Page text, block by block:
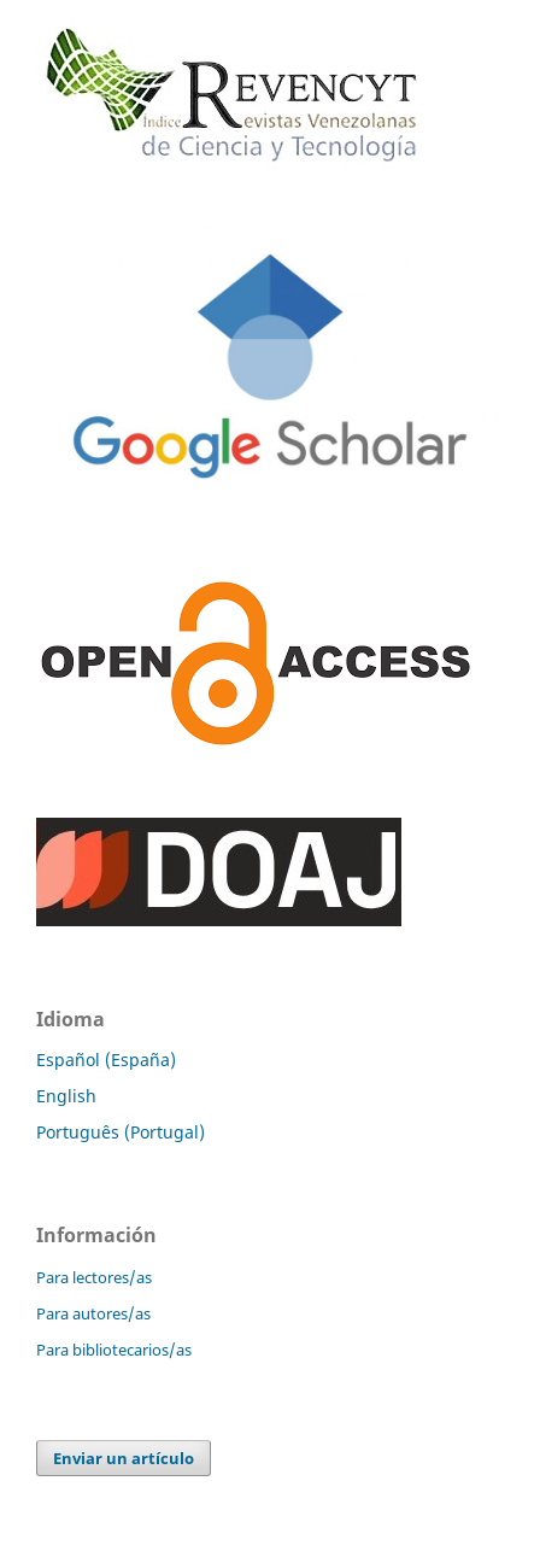
Idioma
Español (España)
English
Português (Portugal)
Información
Para lectores/as
Para autores/as
Para bibliotecarios/as
Enviar un artículo